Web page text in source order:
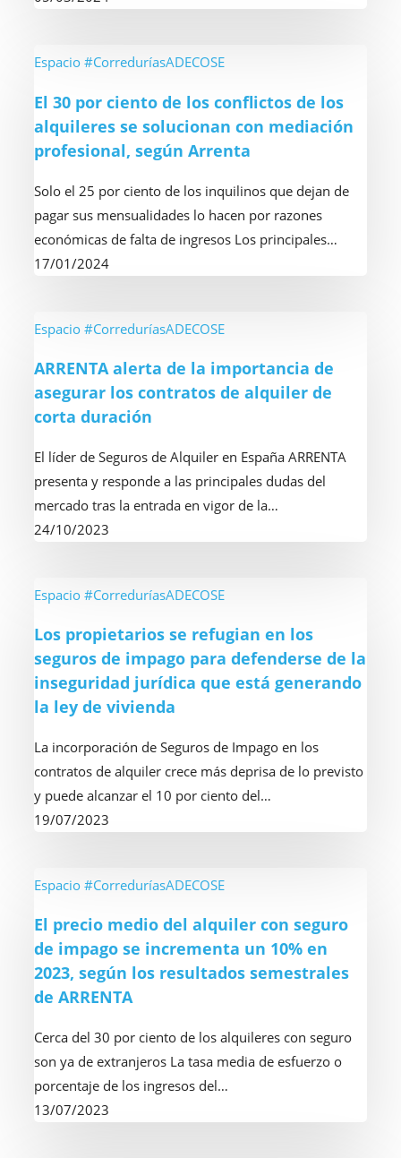
y
laborales
conseguir
el
alquiler
una
vivienda
El
por
ciento
de
conflictos
de
los
alquileres
solucionan
mediación
profesional,
según
Espacio #CorreduríasADECOSE
El 30 por ciento de los conflictos de los
alquileres se solucionan con mediación
profesional, según Arrenta
Solo el 25 por ciento de los inquilinos que dejan de
pagar sus mensualidades lo hacen por razones
económicas de falta de ingresos Los principales…
17/01/2024
ARRENTA
de
la
importancia
asegurar
los
contratos
de
de
duración
Espacio #CorreduríasADECOSE
ARRENTA alerta de la importancia de
asegurar los contratos de alquiler de
corta duración
El líder de Seguros de Alquiler en España ARRENTA
presenta y responde a las principales dudas del
mercado tras la entrada en vigor de la…
24/10/2023
Los
se
refugian
en
los
de
impago
para
defenderse
la
jurídica
que
está
generando
ley
de
vivienda
Espacio #CorreduríasADECOSE
Los propietarios se refugian en los
seguros de impago para defenderse de la
inseguridad jurídica que está generando
la ley de vivienda
La incorporación de Seguros de Impago en los
contratos de alquiler crece más deprisa de lo previsto
y puede alcanzar el 10 por ciento del…
19/07/2023
El
medio
del
alquiler
con
de
impago
se
incrementa
Espacio #CorreduríasADECOSE
El precio medio del alquiler con seguro
de impago se incrementa un 10% en
2023, según los resultados semestrales
de ARRENTA
Cerca del 30 por ciento de los alquileres con seguro
son ya de extranjeros La tasa media de esfuerzo o
porcentaje de los ingresos del…
13/07/2023